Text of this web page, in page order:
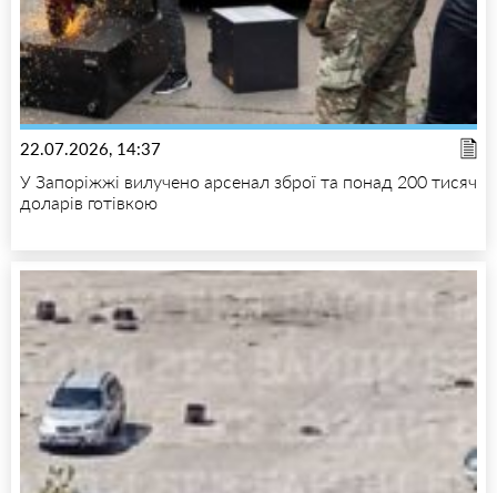
22.07.2026, 14:37
У Запоріжжі вилучено арсенал зброї та понад 200 тисяч
доларів готівкою